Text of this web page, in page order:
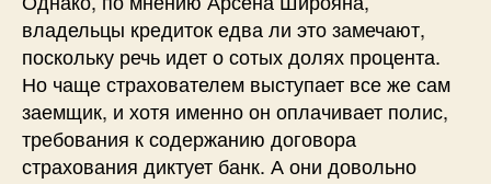
владельцы кредиток едва ли это замечают,
поскольку речь идет о сотых долях процента.
Но чаще страхователем выступает все же сам
заемщик, и хотя именно он оплачивает полис,
требования к содержанию договора
страхования диктует банк. А они довольно